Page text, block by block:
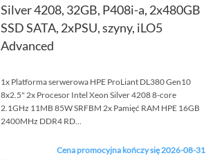
Silver 4208, 32GB, P408i-a, 2x480GB
SSD SATA, 2xPSU, szyny, iLO5
Advanced
1x Platforma serwerowa HPE ProLiant DL380 Gen10
8x2.5" 2x Procesor Intel Xeon Silver 4208 8-core
2.1GHz 11MB 85W SRFBM 2x Pamięć RAM HPE 16GB
2400MHz DDR4 RD...
Cena promocyjna kończy się 2026-08-31